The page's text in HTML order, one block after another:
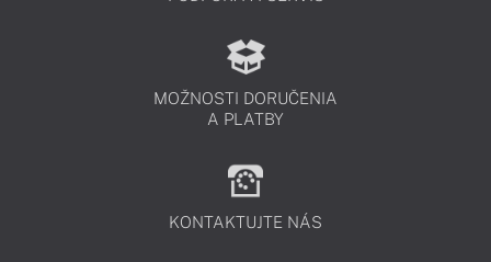
MOŽNOSTI DORUČENIA
A PLATBY
KONTAKTUJTE NÁS